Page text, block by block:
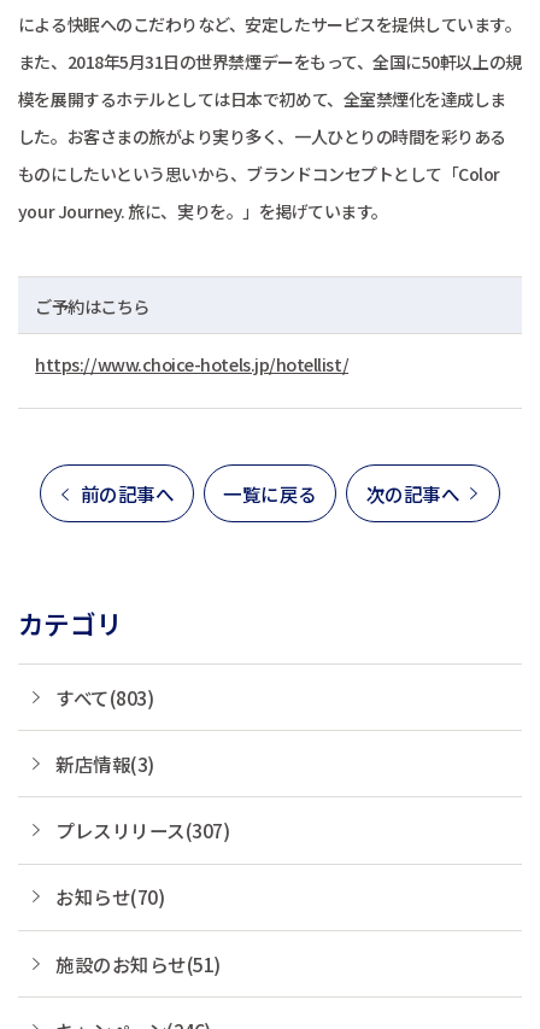
による快眠へのこだわりなど、安定したサービスを提供しています。
また、2018年5月31日の世界禁煙デーをもって、全国に50軒以上の規
模を展開するホテルとしては日本で初めて、全室禁煙化を達成しま
した。お客さまの旅がより実り多く、一人ひとりの時間を彩りある
ものにしたいという思いから、ブランドコンセプトとして「Color
your Journey. 旅に、実りを。」を掲げています。
ご予約はこちら
https://www.choice-hotels.jp/hotellist/
前の記事へ 一覧に戻る 次の記事へ
カテゴリ
すべて(803)
新店情報(3)
プレスリリース(307)
お知らせ(70)
施設のお知らせ(51)